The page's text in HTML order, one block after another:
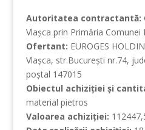
Autoritatea contractantă:
Vlaşca prin Primăria Comunei
Ofertant: EUROGES
Vlaşca, str.Bucureşti nr.74,
poştal 147015
Obiectul achiziţiei şi
material pietros
Valoarea achiziţiei: